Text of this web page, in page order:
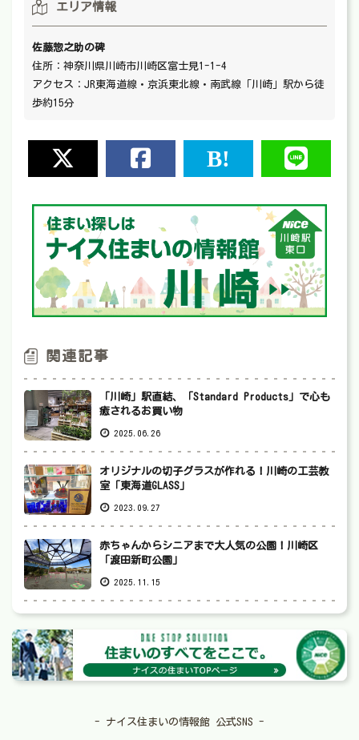
エリア情報
佐藤惣之助の碑
住所：神奈川県川崎市川崎区富士見1-1-4
アクセス：JR東海道線・京浜東北線・南武線「川崎」駅から徒
歩約15分
関連記事
「川崎」駅直結、「Standard Products」で心も
癒されるお買い物
2025.06.26
オリジナルの切子グラスが作れる！川崎の工芸教
室「東海道GLASS」
2023.09.27
赤ちゃんからシニアまで大人気の公園！川崎区
「渡田新町公園」
2025.11.15
- ナイス住まいの情報館 公式SNS -